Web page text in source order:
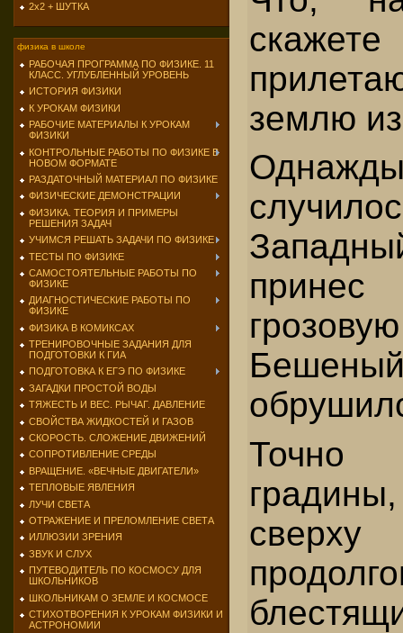
2х2 + ШУТКА
физика в школе
РАБОЧАЯ ПРОГРАММА ПО ФИЗИКЕ. 11
КЛАСС. УГЛУБЛЕННЫЙ УРОВЕНЬ
ИСТОРИЯ ФИЗИКИ
К УРОКАМ ФИЗИКИ
РАБОЧИЕ МАТЕРИАЛЫ К УРОКАМ
ФИЗИКИ
КОНТРОЛЬНЫЕ РАБОТЫ ПО ФИЗИКЕ В
НОВОМ ФОРМАТЕ
РАЗДАТОЧНЫЙ МАТЕРИАЛ ПО ФИЗИКЕ
ФИЗИЧЕСКИЕ ДЕМОНСТРАЦИИ
ФИЗИКА. ТЕОРИЯ И ПРИМЕРЫ
РЕШЕНИЯ ЗАДАЧ
УЧИМСЯ РЕШАТЬ ЗАДАЧИ ПО ФИЗИКЕ
ТЕСТЫ ПО ФИЗИКЕ
САМОСТОЯТЕЛЬНЫЕ РАБОТЫ ПО
ФИЗИКЕ
ДИАГНОСТИЧЕСКИЕ РАБОТЫ ПО
ФИЗИКЕ
ФИЗИКА В КОМИКСАХ
ТРЕНИРОВОЧНЫЕ ЗАДАНИЯ ДЛЯ
ПОДГОТОВКИ К ГИА
ПОДГОТОВКА К ЕГЭ ПО ФИЗИКЕ
ЗАГАДКИ ПРОСТОЙ ВОДЫ
ТЯЖЕСТЬ И ВЕС. РЫЧАГ. ДАВЛЕНИЕ
СВОЙСТВА ЖИДКОСТЕЙ И ГАЗОВ
СКОРОСТЬ. СЛОЖЕНИЕ ДВИЖЕНИЙ
СОПРОТИВЛЕНИЕ СРЕДЫ
ВРАЩЕНИЕ. «ВЕЧНЫЕ ДВИГАТЕЛИ»
ТЕПЛОВЫЕ ЯВЛЕНИЯ
ЛУЧИ СВЕТА
ОТРАЖЕНИЕ И ПРЕЛОМЛЕНИЕ СВЕТА
ИЛЛЮЗИИ ЗРЕНИЯ
ЗВУК И СЛУХ
ПУТЕВОДИТЕЛЬ ПО КОСМОСУ ДЛЯ
ШКОЛЬНИКОВ
ШКОЛЬНИКАМ О ЗЕМЛЕ И КОСМОСЕ
СТИХОТВОРЕНИЯ К УРОКАМ ФИЗИКИ И
АСТРОНОМИИ
землю